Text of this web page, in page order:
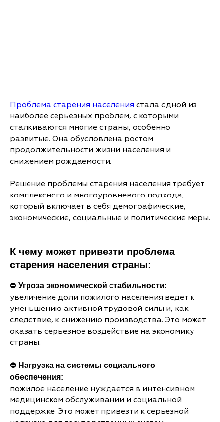
Проблема старения населения стала одной из
наиболее серьезных проблем, с которыми
сталкиваются многие страны, особенно
развитые. Она обусловлена ростом
продолжительности жизни населения и
снижением рождаемости.
Решение проблемы старения населения требует
комплексного и многоуровневого подхода,
который включает в себя демографические,
экономические, социальные и политические меры.
К чему может привезти проблема
старения населения страны:
⛔ Угроза экономической стабильности:
увеличение доли пожилого населения ведет к
уменьшению активной трудовой силы и, как
следствие, к снижению производства. Это может
оказать серьезное воздействие на экономику
страны.
⛔ Нагрузка на системы социального
обеспечения:
пожилое население нуждается в интенсивном
медицинском обслуживании и социальной
поддержке. Это может привезти к серьезной